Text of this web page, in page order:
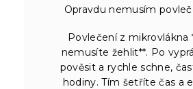
Opravdu nemusím
Povlečení z mikrovlákna
nemusíte žehlit**. Po
pověsit a rychle schne,
hodiny. Tím šetříte čas a